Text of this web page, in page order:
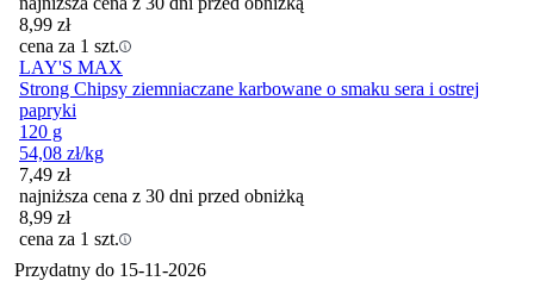
8,99 zł
cena za 1 szt.
LAY'S MAX
Strong Chipsy ziemniaczane karbowane o smaku sera i ostrej
papryki
120 g
54,08 zł/kg
7,49 zł
najniższa cena z 30 dni przed obniżką
8,99 zł
cena za 1 szt.
Przydatny do 15-11-2026